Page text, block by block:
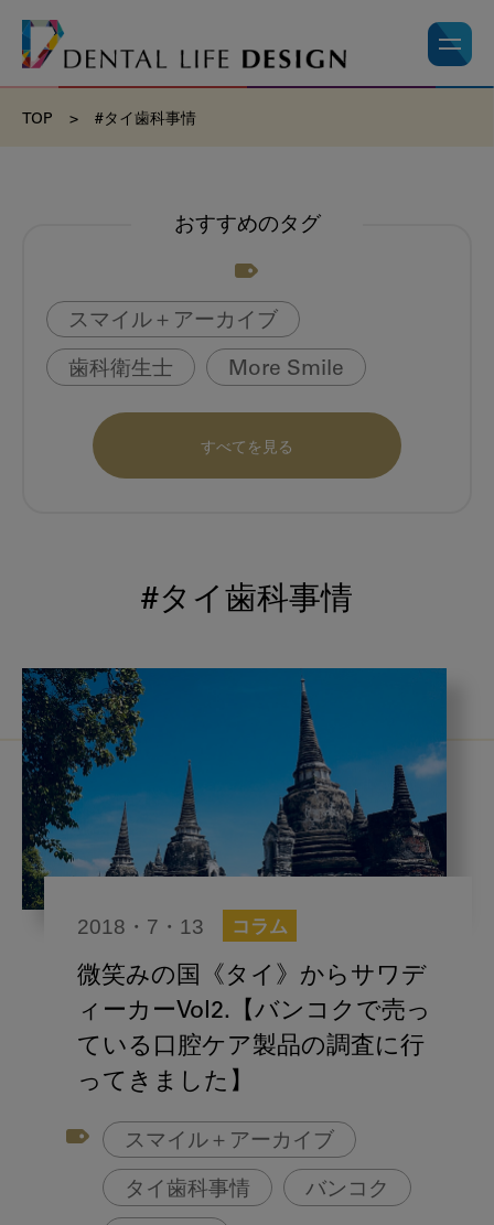
TOP > #タイ歯科事情
おすすめのタグ
スマイル＋アーカイブ
歯科衛生士 More Smile
お悩み相談室 動画 書籍
book
海外歯科事情 咬合の変化
口腔機能発達不全症
いちき歯科 スウェーデン
歯周病 鼻うがい
内科 歯科 内科医師
歯科助手
アフターコロナ対策
コンポジットレジン
すべてを見る
#タイ歯科事情
2018・7・13 コラム
微笑みの国《タイ》からサワデ
ィーカーVol2.【バンコクで売っ
ている口腔ケア製品の調査に行
ってきました】
スマイル＋アーカイブ
タイ歯科事情 バンコク